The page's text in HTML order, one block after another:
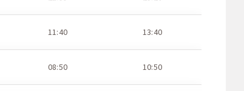
11:40 13:40
08:50 10:50